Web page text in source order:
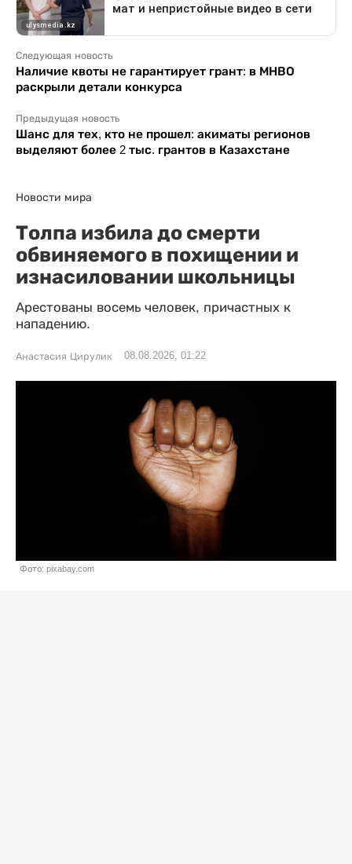
Следующая новость
Наличие квоты не гарантирует грант: в МНВО
раскрыли детали конкурса
Предыдущая новость
Шанс для тех, кто не прошел: акиматы регионов
выделяют более 2 тыс. грантов в Казахстане
Новости мира
Толпа избила до смерти
обвиняемого в похищении и
изнасиловании школьницы
Арестованы восемь человек, причастных к
нападению.
Анастасия Цирулик 08.08.2026, 01:22
Фото: pixabay.com